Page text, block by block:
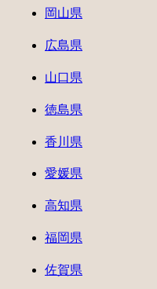
岡山県
広島県
山口県
徳島県
香川県
愛媛県
高知県
福岡県
佐賀県